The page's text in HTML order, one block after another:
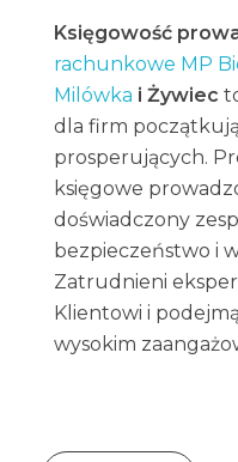
Księgowość
rachunkowe MP
Milówka i Żywiec
dla firm
prosperujących.
księgowe
doświadczony
bezpieczeństwo i
Zatrudnieni
Klientowi i
wysokim